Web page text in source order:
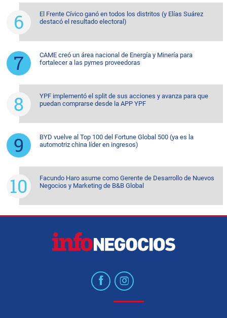
El Frente Cívico ganó en todos los distritos (y Elías Suárez
destacó el resultado electoral)
CAME creó un área nacional de Energía y Minería para
fortalecer a las pymes proveedoras
YPF implementó el split de sus acciones y avanza para que
puedan comprarse desde la APP YPF
BYD vuelve al Top 100 del Fortune Global 500 (ya es la
automotriz china líder en ingresos)
Facundo Haro asume como Gerente de Desarrollo de Nuevos
Negocios y Marketing de B&B Global